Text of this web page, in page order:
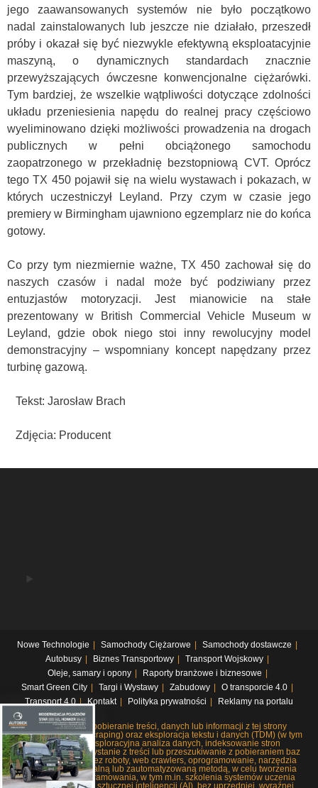
jego zaawansowanych systemów nie było początkowo
nadal zainstalowanych lub jeszcze nie działało, przeszedł
próby i okazał się być niezwykle efektywną eksploatacyjnie
maszyną, o dynamicznych standardach znacznie
przewyższających ówczesne konwencjonalne ciężarówki.
Tym bardziej, że wszelkie wątpliwości dotyczące zdolności
układu przeniesienia napędu do realnej pracy częściowo
wyeliminowano dzięki możliwości prowadzenia na drogach
publicznych w pełni obciążonego samochodu
zaopatrzonego w przekładnię bezstopniową CVT. Oprócz
tego TX 450 pojawił się na wielu wystawach i pokazach, w
których uczestniczył Leyland. Przy czym w czasie jego
premiery w Birmingham ujawniono egzemplarz nie do końca
gotowy.
Co przy tym niezmiernie ważne, TX 450 zachował się do
naszych czasów i nadal może być podziwiany przez
entuzjastów motoryzacji. Jest mianowicie na stałe
prezentowany w British Commercial Vehicle Museum w
Leyland, gdzie obok niego stoi inny rewolucyjny model
demonstracyjny – wspomniany koncept napędzany przez
turbinę gazową.
Tekst: Jarosław Brach
Zdjęcia: Producent
Nowe Technologie Samochody Ciężarowe
Samochody dostawcze
Autobusy
Biznes Transportowy
Transport Wojskowy
Oleje, samary i opony
Raporty branżowe i biznesowe
Smart Green City
Targi i Wystawy Zabudowy
O transporcie 4.0
Transport 4.0
Kontakt Polityka prywatności Reklamy na portalu
Systematyczne pobieranie treści, danych lub informacji z tej strony
internetowej (web scraping) oraz eksploracja tekstu i danych (TDM) (w tym
pobieranie i eksploracyjna analiza danych, indeksowanie stron
internetowych, korzystanie z treści lub przeszukiwanie z pobieraniem baz
danych), czy to przez roboty, web crawlers, oprogramowanie, narzędzia
lub dowolną manualną lub zautomatyzowaną metodą, w celu tworzenia
lub rozwoju oprogramowania, w tym m.in. szkolenia systemów uczenia